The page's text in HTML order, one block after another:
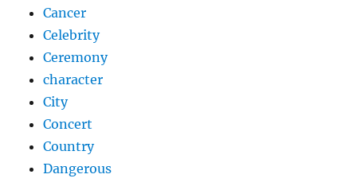
Cancer
Celebrity
Ceremony
character
City
Concert
Country
Dangerous